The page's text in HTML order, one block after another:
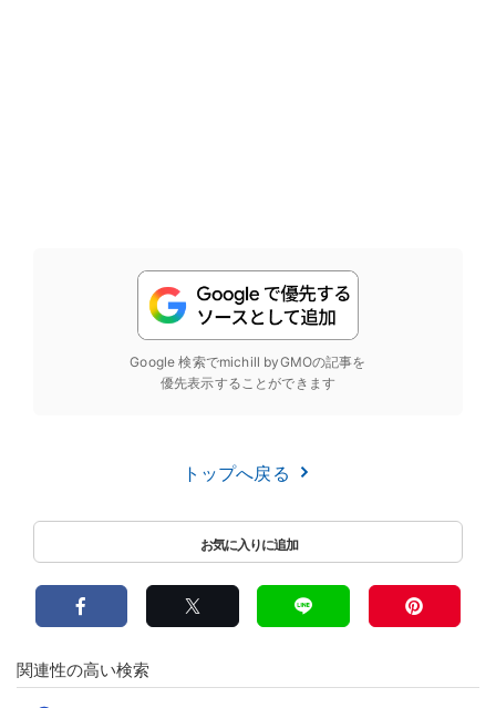
Google 検索でmichill byGMOの記事を
優先表示することができます
トップへ戻る